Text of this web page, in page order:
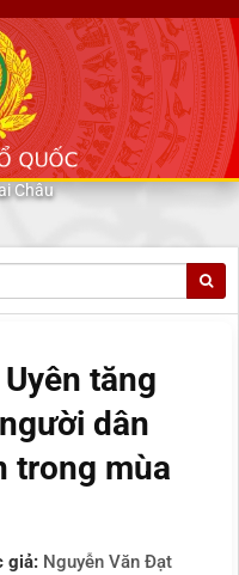
Châu
tăng
dân
trong mùa
giả: Nguyễn Văn Đạt